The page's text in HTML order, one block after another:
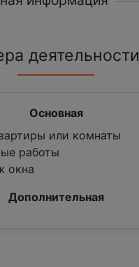
деятельности
Основная
или комнаты
работы
окна
Дополнительная